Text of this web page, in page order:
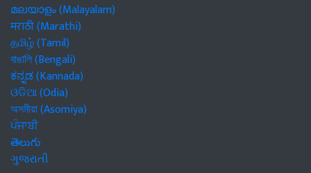
മലയാളം (Malayalam)
मराठी (Marathi)
தமிழ் (Tamil)
বাঙালি (Bengali)
ಕನ್ನಡ (Kannada)
ଓଡିଆ (Odia)
অসমীয়া (Asomiya)
ਪੰਜਾਬੀ
తెలుగు
ગુજરાતી